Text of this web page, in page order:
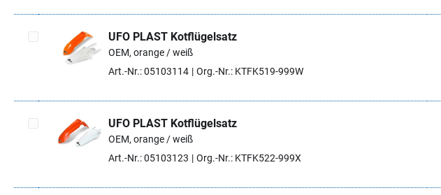
Artikel auswählen
UFO PLAST Kotflügelsatz
OEM, orange / weiß
Art.-Nr.: 05103114
Org.-Nr.: KTFK519-999W
Artikel auswählen
UFO PLAST Kotflügelsatz
OEM, orange / weiß
Art.-Nr.: 05103123
Org.-Nr.: KTFK522-999X